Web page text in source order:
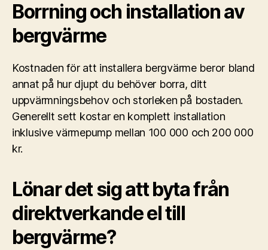
Borrning och installation av
bergvärme
Kostnaden för att installera bergvärme beror bland
annat på hur djupt du behöver borra, ditt
uppvärmningsbehov och storleken på bostaden.
Generellt sett kostar en komplett installation
inklusive värmepump mellan 100 000 och 200 000
kr.
Lönar det sig att byta från
direktverkande el till
bergvärme?